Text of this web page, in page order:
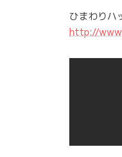
ひまわりハ
http://